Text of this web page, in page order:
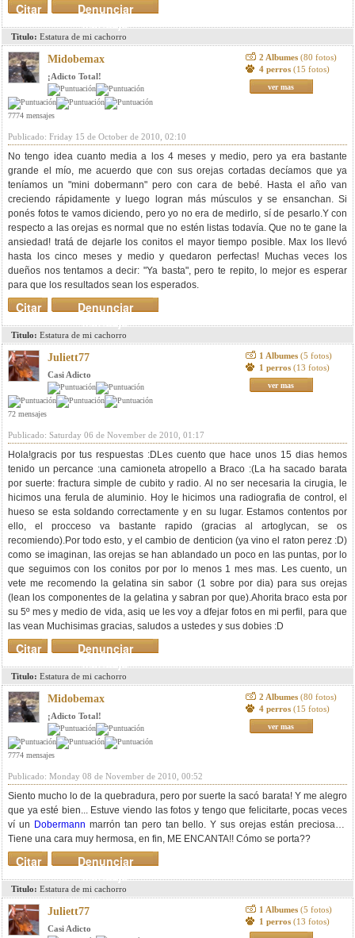
Denunciar
mensaje
Citar
Titulo: Estatura de mi cachorro
Midobemax
¡Adicto Total!
7774 mensajes
2 Albumes (80 fotos)
4 perros (15 fotos)
ver mas
Publicado: Friday 15 de October de 2010, 02:10
No tengo idea cuanto media a los 4 meses y medio, pero ya era bastante
grande el mío, me acuerdo que con sus orejas cortadas decíamos que ya
teníamos un "mini dobermann" pero con cara de bebé. Hasta el año van
creciendo rápidamente y luego logran más músculos y se ensanchan. Si
ponés fotos te vamos diciendo, pero yo no era de medirlo, sí de pesarlo.Y con
respecto a las orejas es normal que no estén listas todavía. Que no te gane la
ansiedad! tratá de dejarle los conitos el mayor tiempo posible. Max los llevó
hasta los cinco meses y medio y quedaron perfectas! Muchas veces los
dueños nos tentamos a decir: "Ya basta", pero te repito, lo mejor es esperar
para que los resultados sean los esperados.
Denunciar
mensaje
Citar
Titulo: Estatura de mi cachorro
Juliett77
Casi Adicto
72 mensajes
1 Albumes (5 fotos)
1 perros (13 fotos)
ver mas
Publicado: Saturday 06 de November de 2010, 01:17
Hola!gracis por tus respuestas :DLes cuento que hace unos 15 dias hemos
tenido un percance :una camioneta atropello a Braco :(La ha sacado barata
por suerte: fractura simple de cubito y radio. Al no ser necesaria la cirugia, le
hicimos una ferula de aluminio. Hoy le hicimos una radiografia de control, el
hueso se esta soldando correctamente y en su lugar. Estamos contentos por
ello, el procceso va bastante rapido (gracias al artoglycan, se os
recomiendo).Por todo esto, y el cambio de denticion (ya vino el raton perez :D)
como se imaginan, las orejas se han ablandado un poco en las puntas, por lo
que seguimos con los conitos por por lo menos 1 mes mas. Les cuento, un
vete me recomendo la gelatina sin sabor (1 sobre por dia) para sus orejas
(lean los componentes de la gelatina y sabran por que).Ahorita braco esta por
su 5º mes y medio de vida, asiq ue les voy a dfejar fotos en mi perfil, para que
las vean Muchisimas gracias, saludos a ustedes y sus dobies :D
Denunciar
mensaje
Citar
Titulo: Estatura de mi cachorro
Midobemax
¡Adicto Total!
7774 mensajes
2 Albumes (80 fotos)
4 perros (15 fotos)
ver mas
Publicado: Monday 08 de November de 2010, 00:52
Siento mucho lo de la quebradura, pero por suerte la sacó barata! Y me alegro
que ya esté bien... Estuve viendo las fotos y tengo que felicitarte, pocas veces
ví un Dobermann marrón tan pero tan bello. Y sus orejas están preciosas!!!
Tiene una cara muy hermosa, en fin, ME ENCANTA!! Cómo se porta??
Denunciar
mensaje
Citar
Titulo: Estatura de mi cachorro
Juliett77
Casi Adicto
1 Albumes (5 fotos)
1 perros (13 fotos)